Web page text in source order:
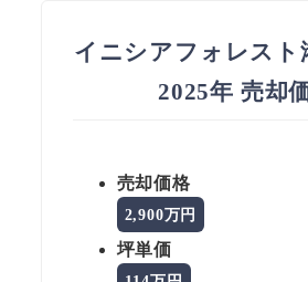
イニシアフォレスト
2025年 売却
売却価格
2,900万円
坪単価